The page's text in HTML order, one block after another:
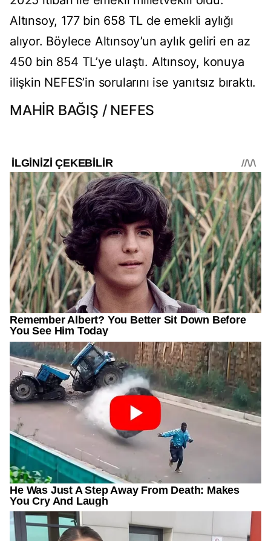
Altınsoy, 177 bin 658 TL de emekli aylığı
alıyor. Böylece Altınsoy’un aylık geliri en az
450 bin 854 TL’ye ulaştı. Altınsoy, konuya
ilişkin NEFES’in sorularını ise yanıtsız bıraktı.
MAHİR BAĞIŞ / NEFES